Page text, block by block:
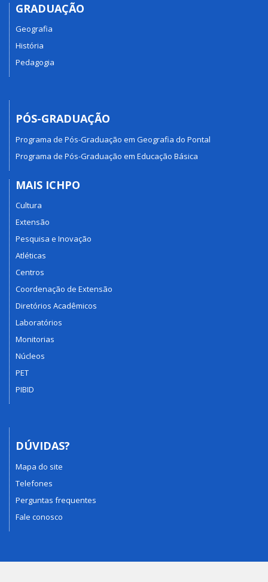
GRADUAÇÃO
Geografia
História
Pedagogia
PÓS-GRADUAÇÃO
Programa de Pós-Graduação em Geografia do Pontal
Programa de Pós-Graduação em Educação Básica
MAIS ICHPO
Cultura
Extensão
Pesquisa e Inovação
Atléticas
Centros
Coordenação de Extensão
Diretórios Acadêmicos
Laboratórios
Monitorias
Núcleos
PET
PIBID
DÚVIDAS?
Mapa do site
Telefones
Perguntas frequentes
Fale conosco